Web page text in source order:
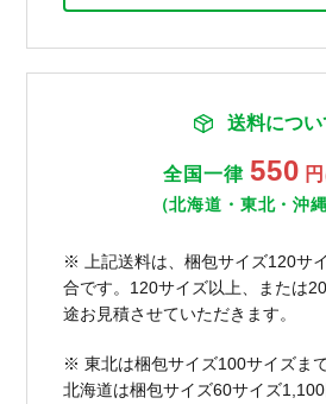
送料につい
全国一律 550 円
（北海道・東北・沖
※ 上記送料は、梱包サイズ120サ
合です。120サイズ以上、または
途お見積させていただきます。
※ 東北は梱包サイズ100サイズま
北海道は梱包サイズ60サイズ